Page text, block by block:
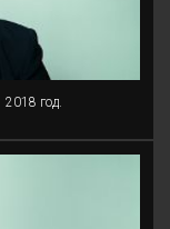
2018 год.